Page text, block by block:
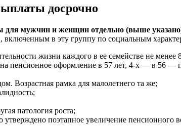
досрочно
для мужчин и женщин отдельно (выше
включенным в эту группу по социальным
жизни каждого в ее семействе не
пенсионное оформление в 57 лет, 4-х — в 56 —
Возрастная рамка для малолетнего та же;
патология роста;
утверждено поэтапное увеличение пенсионного